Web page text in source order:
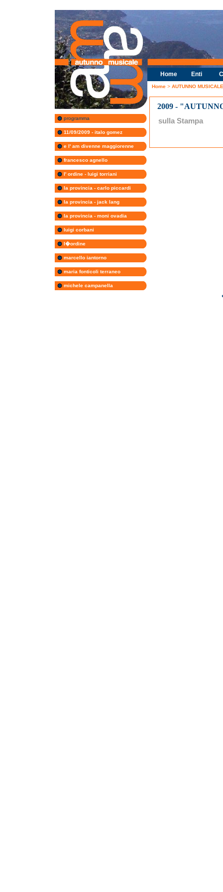
programma
11/09/2009 - italo gomez
e l' am divenne maggiorenne
francesco agnello
l' ordine - luigi torriani
la provincia - carlo piccardi
la provincia - jack lang
la provincia - moni ovadia
luigi corbani
l�ordine
marcello iantorno
maria fonticoli terraneo
michele campanella
Home Enti
Home > AUTUNNO
2009 -
sulla Stampa